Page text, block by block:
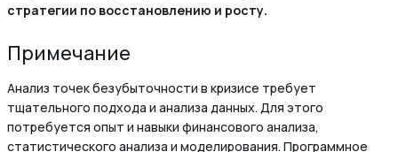
стратегии по восстановлению и росту.
Примечание
Анализ точек безубыточности в кризисе требует
тщательного подхода и анализа данных. Для этого
потребуется опыт и навыки финансового анализа,
статистического анализа и моделирования. Программное